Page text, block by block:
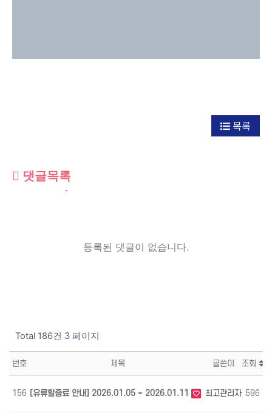
목록
댓글목록
등록된 댓글이 없습니다.
Total 186건 3 페이지
번호 제목 글쓴이 조회
156 [유류할증료 안내] 2026.01.05 ~ 2026.01.11 최고관리자 596